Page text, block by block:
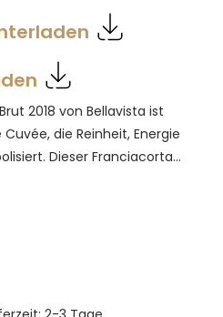
2018 von Bellavista ist
die Reinheit, Energie
Dieser Franciacorta
hergestellt, die
Jahre alten, meist nach
Weinbergen stammen.
sorgfältig ausgewählten